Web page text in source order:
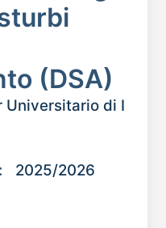
(DSA)
Universitario di I
2025/2026